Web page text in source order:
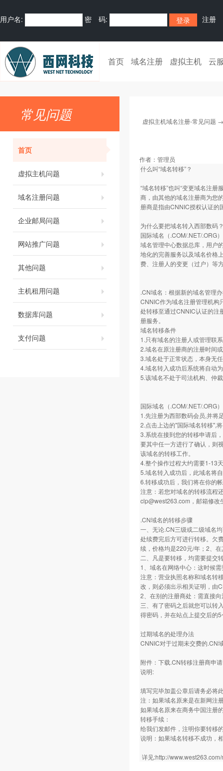
用户名: 密 码: 注册
首页 域名注册 虚拟主机 云
常见问题
首页
虚拟主机问题
域名注册问题
企业邮局问题
网站推广问题
其他问题
主机租用问题
数据库问题
支付问题
虚拟主机域名注册-常见问题
作者： 管理员
什么叫“域名转移”？
“域名转移”也叫“变更域名注册
商，由其他的域名注册商为您
册商是指由CNNIC授权认证的
为什么要把域名转入西部数码
国际域名（.COM/.NET/.ORG
域名管理中心数据总库，用户
地化的完善服务以及域名价格
费、注册人的变更（过户）等
.CN域名：根据新的域名管理
CNNIC作为域名注册管理机构
处转移至通过CNNIC认证的注
册服务。
域名转移条件
1.只有域名的注册人或管理联
2.域名在原注册商的注册时间
3.域名处于正常状态，本身无
4.域名转入成功后系统将自动
5.该域名不处于司法机构、仲
国际域名（.COM/.NET/.ORG
1.先注册为西部数码会员,并将
2.点击上边的"国际域名转移",
3.系统在接到您的转移申请后
要其中任一方进行了确认，则
该域名的转移工作。
4.整个操作过程大约需要1-13
5.域名转入成功后，此域名将
6.转移成功后，我们将在你的
注意：若您对域名的转移流程
clp@west263.com，邮箱修改
.CN域名的转移步骤
一、无论.CN三级或二级域名
处续费完后方可进行转移。欠
续，价格均是220元/年；2、
二、凡是要转移，均需要提交
1、域名在网络中心：这时候
注意：营业执照名称和域名转
改，则必须出示相关证明，由
2、在别的注册商处：需直接
三、有了密码之后就您可以转
得密码，并在站点上提交后的
过期域名的处理办法
CNNIC对于过期未交费的.CN
附件：下载.CN转移注册商申
说明:
填写完毕加盖公章后请务必将
注：如果域名原来是在新网注
如果域名原来在商务中国注册
转移手续：
给我们发邮件，注明你要转移
说明：如果域名转移不成功，
详见:http://